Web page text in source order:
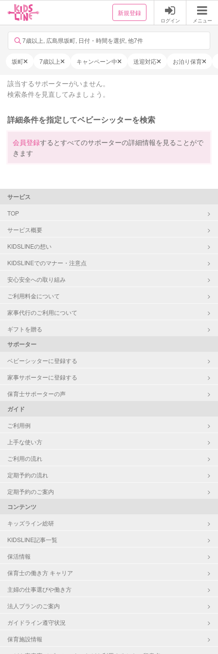
新規登録
ログイン メニュー
7歳以上, 広島県坂町, 日付・時間を選択, 他7件
坂町 7歳以上 キャンペーン中 送迎対応 お泊り保育
該当するサポーターがいません。
検索条件を見直してみましょう。
詳細条件を指定してベビーシッターを検索
会員登録するとすべてのサポーターの詳細情報を見ることがで
きます
サービス
TOP
サービス概要
KIDSLINEの想い
KIDSLINEでのマナー・注意点
安心安全への取り組み
ご利用料金について
家事代行のご利用について
ギフトを贈る
サポーター
ベビーシッターに登録する
家事サポーターに登録する
保育士サポーターの声
ガイド
ご利用例
上手な使い方
ご利用の流れ
定期予約の流れ
定期予約のご案内
コンテンツ
キッズライン総研
KIDSLINE記事一覧
保活情報
保育士の働き方 キャリア
主婦の仕事選びや働き方
法人プランのご案内
ガイドライン遵守状況
保育施設情報